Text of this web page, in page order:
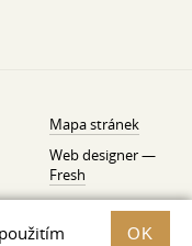
OK
Mapa stránek
Web designer —
Fresh